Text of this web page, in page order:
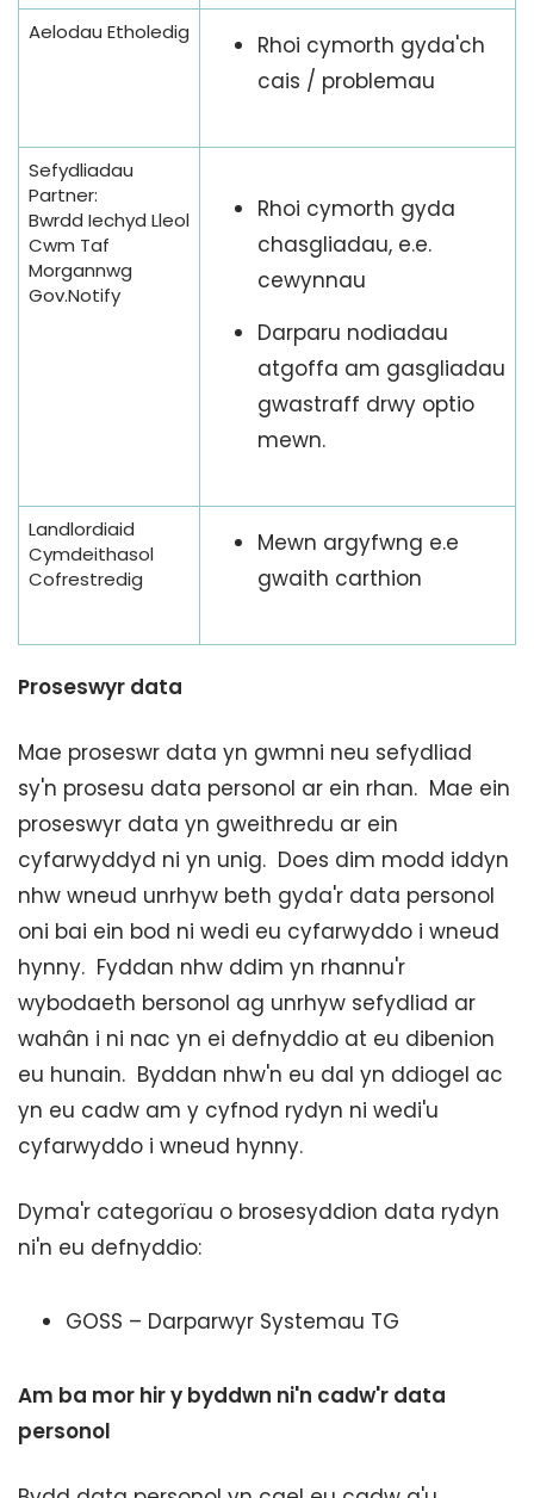
Aelodau Etholedig
Rhoi cymorth gyda'ch
cais / problemau
Sefydliadau
Partner:
Bwrdd Iechyd Lleol
Cwm Taf
Morgannwg
Gov.Notify
Rhoi cymorth gyda
chasgliadau, e.e.
cewynnau
Darparu nodiadau
atgoffa am gasgliadau
gwastraff drwy optio
mewn.
Landlordiaid
Cymdeithasol
Cofrestredig
Mewn argyfwng e.e
gwaith carthion
Proseswyr data
Mae proseswr data yn gwmni neu sefydliad
sy'n prosesu data personol ar ein rhan. Mae ein
proseswyr data yn gweithredu ar ein
cyfarwyddyd ni yn unig. Does dim modd iddyn
nhw wneud unrhyw beth gyda'r data personol
oni bai ein bod ni wedi eu cyfarwyddo i wneud
hynny. Fyddan nhw ddim yn rhannu'r
wybodaeth bersonol ag unrhyw sefydliad ar
wahân i ni nac yn ei defnyddio at eu dibenion
eu hunain. Byddan nhw'n eu dal yn ddiogel ac
yn eu cadw am y cyfnod rydyn ni wedi'u
cyfarwyddo i wneud hynny.
Dyma'r categorïau o brosesyddion data rydyn
ni'n eu defnyddio:
GOSS – Darparwyr Systemau TG
Am ba mor hir y byddwn ni'n cadw'r data
personol